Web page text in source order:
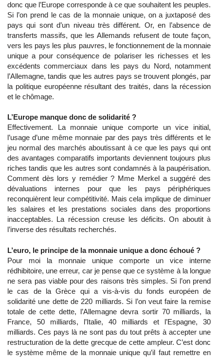
donc que l’Europe corresponde à ce que souhaitent les peuples.
Si l’on prend le cas de la monnaie unique, on a juxtaposé des
pays qui sont d’un niveau très différent. Or, en l’absence de
transferts massifs, que les Allemands refusent de toute façon,
vers les pays les plus pauvres, le fonctionnement de la monnaie
unique a pour conséquence de polariser les richesses et les
excédents commerciaux dans les pays du Nord, notamment
l’Allemagne, tandis que les autres pays se trouvent plongés, par
la politique européenne résultant des traités, dans la récession
et le chômage.
L’Europe manque donc de solidarité ?
Effectivement. La monnaie unique comporte un vice initial,
l’usage d’une même monnaie par des pays très différents et le
jeu normal des marchés aboutissant à ce que les pays qui ont
des avantages comparatifs importants deviennent toujours plus
riches tandis que les autres sont condamnés à la paupérisation.
Comment dès lors y remédier ? Mme Merkel a suggéré des
dévaluations internes pour que les pays périphériques
reconquièrent leur compétitivité. Mais cela implique de diminuer
les salaires et les prestations sociales dans des proportions
inacceptables. La récession creuse les déficits. On aboutit à
l’inverse des résultats recherchés.
L’euro, le principe de la monnaie unique a donc échoué ?
Pour moi la monnaie unique comporte un vice interne
rédhibitoire, une erreur, car je pense que ce système à la longue
ne sera pas viable pour des raisons très simples. Si l’on prend
le cas de la Grèce qui a vis-à-vis du fonds européen de
solidarité une dette de 220 milliards. Si l’on veut faire la remise
totale de cette dette, l’Allemagne devra sortir 70 milliards, la
France, 50 milliards, l’Italie, 40 milliards et l’Espagne, 30
milliards. Ces pays là ne sont pas du tout prêts à accepter une
restructuration de la dette grecque de cette ampleur. C’est donc
le système même de la monnaie unique qu’il faut remettre en